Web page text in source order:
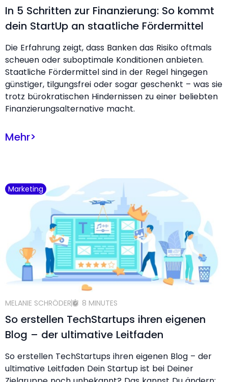
In 5 Schritten zur Finanzierung: So kommt
dein StartUp an staatliche Fördermittel
Die Erfahrung zeigt, dass Banken das Risiko oftmals
scheuen oder suboptimale Konditionen anbieten.
Staatliche Fördermittel sind in der Regel hingegen
günstiger, tilgungsfrei oder sogar geschenkt – was sie
trotz bürokratischen Hindernissen zu einer beliebten
Finanzierungsalternative macht.
Mehr>
Marketing
MELANIE SCHRÖDER 8 MINUTES
So erstellen TechStartups ihren eigenen
Blog – der ultimative Leitfaden
So erstellen TechStartups ihren eigenen Blog – der
ultimative Leitfaden Dein Startup ist bei Deiner